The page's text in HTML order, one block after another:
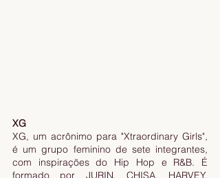
XG
XG, um acrônimo para "Xtraordinary Girls",
é um grupo feminino de sete integrantes,
com inspirações do Hip Hop e R&B. É
formado por JURIN, CHISA, HARVEY,